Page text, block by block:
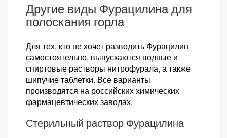
Другие виды Фурацилина для
полоскания горла
Для тех, кто не хочет разводить Фурацилин
самостоятельно, выпускаются водные и
спиртовые растворы нитрофурала, а также
шипучие таблетки. Все варианты
производятся на российских химических
фармацевтических заводах.
Стерильный раствор Фурацилина